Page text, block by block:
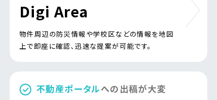
Digi Area
物件周辺の防災情報や学校区などの情報を地図
上で即座に確認、 迅速な提案が可能です。
不動産ポータルへの出稿が大変